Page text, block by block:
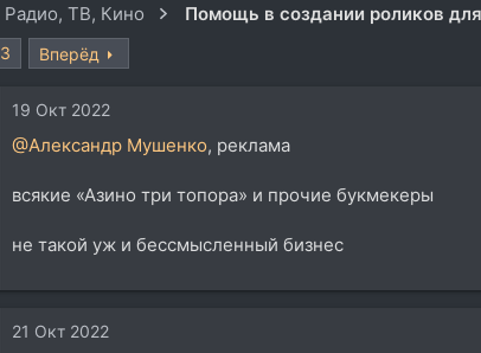
Радио, ТВ, Кино
3 Вперёд
19 Окт 2022
@Александр Мушенко, реклама
всякие «Азино три топора» и прочие букмекеры
не такой уж и бессмысленный бизнес
21 Окт 2022